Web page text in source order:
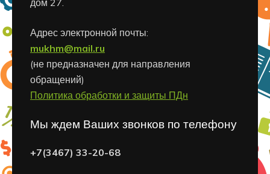
дом 27.
Адрес электронной почты:
mukhm@mail.ru
(не предназначен для направления
обращений)
Политика обработки и защиты ПДн
Мы ждем Ваших звонков по телефону
+7(3467) 33-20-68